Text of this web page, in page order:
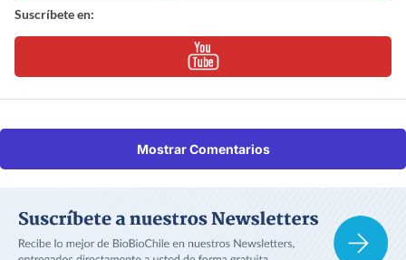
Suscríbete en:
Mostrar Comentarios